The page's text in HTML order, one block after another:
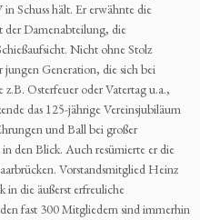
Schuss hält. Er erwähnte die
der Damenabteilung, die
Nicht ohne Stolz
Generation, die sich bei
Osterfeuer oder Vatertag u.a.,
das 125-jährige Vereinsjubiläum
und Ball bei großer
den Blick. Auch resümierte er die
Vorstandsmitglied Heinz
die äußerst erfreuliche
fast 300 Mitgliedern sind immerhin